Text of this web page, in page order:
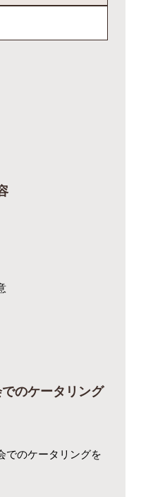
のケータリング
でのケータリングを